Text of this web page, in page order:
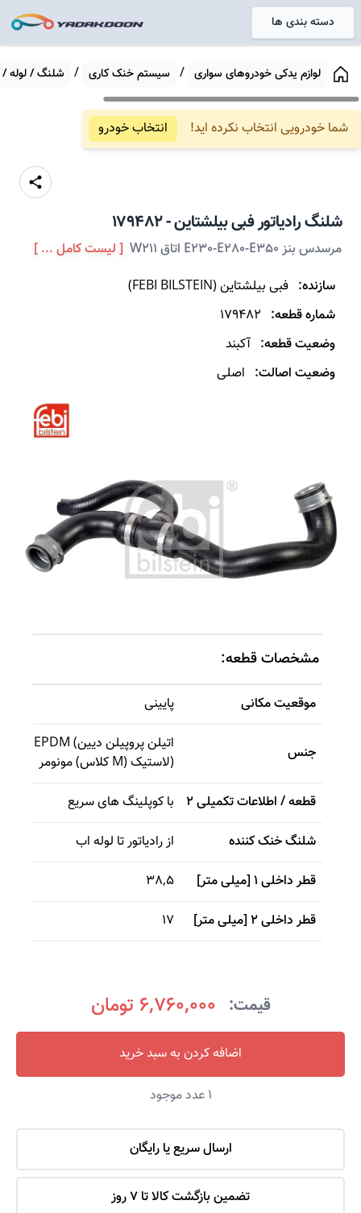
دسته بندی ها خانه
لوازم یدکی خودروهای سواری / سیستم خنک کاری / شلنگ / لوله /
شما خودرویی انتخاب نکرده اید! انتخاب خودرو
شلنگ رادیاتورفبی بیلشتاین-
179482
مرسدس بنز E230-E280-E350 اتاق W211
[ لیست کامل ... ]
سازنده: فبی بیلشتاین (
FEBI BILSTEIN
)
شماره قطعه: 179482
وضعیت قطعه: آکبند
وضعیت اصالت: اصلی
مشخصات قطعه:
موقعیت مکانی پایینی
جنس
EPDM (اتیلن پروپیلن دیین
مونومر (کلاس M) لاستیک)
قطعه / اطلاعات تکمیلی 2
با کوپلینگ های سریع
شلنگ خنک کننده
از رادیاتور تا لوله اب
قطر داخلی 1 [میلی متر]
38,5
قطر داخلی 2 [میلی متر]
17
قیمت: 6,760,000 تومان
اضافه کردن به سبد خرید
1 عدد موجود
ارسال سریع یا رایگان
تضمین بازگشت کالا تا 7 روز